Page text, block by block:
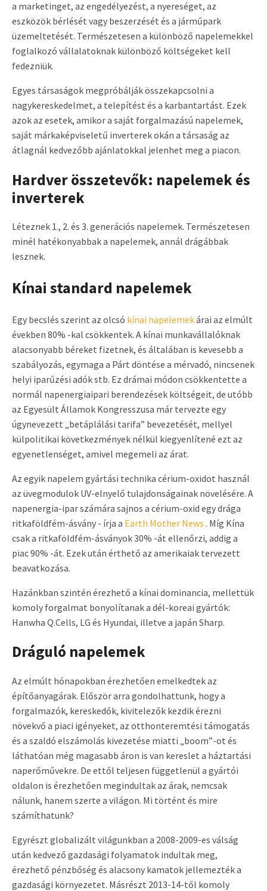
a marketinget, az engedélyezést, a nyereséget, az
eszközök bérlését vagy beszerzését és a járműpark
üzemeltetését. Természetesen a különböző napelemekkel
foglalkozó vállalatoknak különböző költségeket kell
fedezniük.
Egyes társaságok megpróbálják összekapcsolni a
nagykereskedelmet, a telepítést és a karbantartást. Ezek
azok az esetek, amikor a saját forgalmazású napelemek,
saját márkaképviseletű inverterek okán a társaság az
átlagnál kedvezőbb ajánlatokkal jelenhet meg a piacon.
Hardver összetevők: napelemek és
inverterek
Léteznek 1., 2. és 3. generációs napelemek. Természetesen
minél hatékonyabbak a napelemek, annál drágábbak
lesznek.
Kínai standard napelemek
Egy becslés szerint az olcsó kínai napelemekárai az elmúlt
években 80% -kal csökkentek. A kínai munkavállalóknak
alacsonyabb béreket fizetnek, és általában is kevesebb a
szabályozás, egymaga a Párt döntése a mérvadó, nincsenek
helyi iparűzési adók stb. Ez drámai módon csökkentette a
normál napenergiaipari berendezések költségeit, de utóbb
az Egyesült Államok Kongresszusa már tervezte egy
úgynevezett „betáplálási tarifa” bevezetését, mellyel
külpolitikai következmények nélkül kiegyenlítené ezt az
egyenetlenséget, amivel megemeli az árat.
Az egyik napelem gyártási technika cérium-oxidot használ
az üvegmodulok UV-elnyelő tulajdonságainak növelésére. A
napenergia-ipar számára sajnos a cérium-oxid egy drága
ritkaföldfém-ásvány - írja a Earth Mother News . Míg Kína
csak a ritkaföldfém-ásványok 30% -át ellenőrzi, addig a
piac 90% -át. Ezek után érthető az amerikaiak tervezett
beavatkozása.
Hazánkban szintén érezhető a kínai dominancia, mellettük
komoly forgalmat bonyolítanak a dél-koreai gyártók:
Hanwha Q.Cells, LG és Hyundai, illetve a japán Sharp.
Dráguló napelemek
Az elmúlt hónapokban érezhetően emelkedtek az
építőanyagárak. Először arra gondolhattunk, hogy a
forgalmazók, kereskedők, kivitelezők kezdik érezni
növekvő a piaci igényeket, az otthonteremtési támogatás
és a szaldó elszámolás kivezetése miatti „boom”-ot és
láthatóan még magasabb áron is van kereslet a háztartási
naperőművekre. De ettől teljesen függetlenül a gyártói
oldalon is érezhetően megindultak az árak, nemcsak
nálunk, hanem szerte a világon. Mi történt és mire
számíthatunk?
Egyrészt globalizált világunkban a 2008-2009-es válság
után kedvező gazdasági folyamatok indultak meg,
érezhető pénzbőség és alacsony kamatok jellemezték a
gazdasági környezetet. Másrészt 2013-14-től komoly